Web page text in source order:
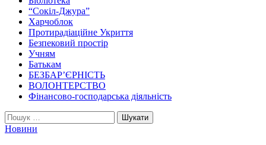
“Сокіл-Джура”
Харчоблок
Протирадіаційне Укриття
Безпековий простір
Учням
Батькам
БЕЗБАР’ЄРНІСТЬ
ВОЛОНТЕРСТВО
Фінансово-господарська діяльність
Пошук:
Новини